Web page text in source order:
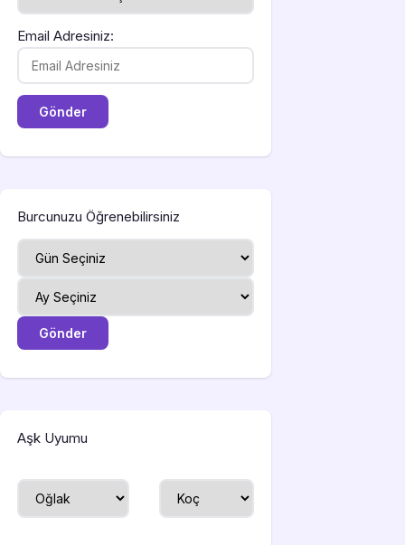
Email Adresiniz:
Burcunuzu Öğrenebilirsiniz
Aşk Uyumu